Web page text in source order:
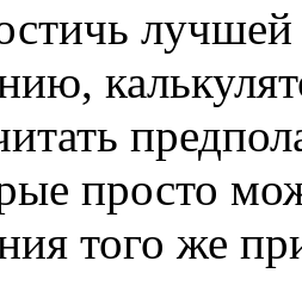
просто
того же